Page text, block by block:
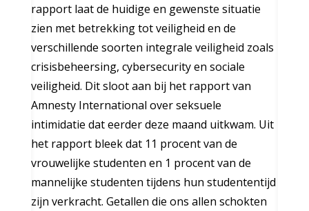
rapport laat de huidige en gewenste situatie
zien met betrekking tot veiligheid en de
verschillende soorten integrale veiligheid zoals
crisisbeheersing, cybersecurity en sociale
veiligheid. Dit sloot aan bij het rapport van
Amnesty International over seksuele
intimidatie dat eerder deze maand uitkwam. Uit
het rapport bleek dat 11 procent van de
vrouwelijke studenten en 1 procent van de
mannelijke studenten tijdens hun studententijd
zijn verkracht. Getallen die ons allen schokten